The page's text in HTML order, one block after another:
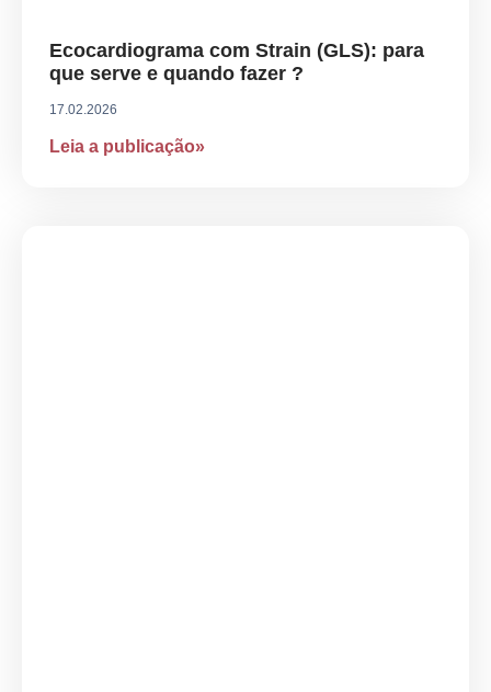
Ecocardiograma com Strain (GLS): para
que serve e quando fazer ?
17.02.2026
Leia a publicação»